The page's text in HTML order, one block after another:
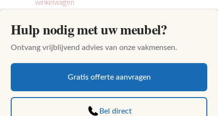
op
productpagina
winkelwagenDit
meerdere
variaties.
optie
gekozen
worden
was:
is:
product
gekozen
worden
Hulp nodig met uw meubel?
Ontvang vrijblijvend advies van onze vakmensen.
Gratis offerte aanvragen
Bel direct